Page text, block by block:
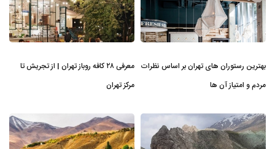
بهترین رستوران های تهران بر اساس نظرات
مردم و امتیاز آن ها
معرفی ۲۸ کافه روباز تهران | از تجریش تا
مرکز تهران